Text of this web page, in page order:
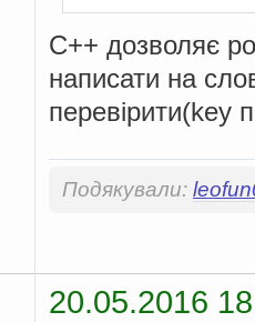
C++ дозволяє
написати на
перевірити(key
Подякували:
20.05.2016